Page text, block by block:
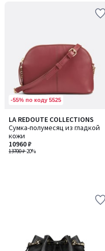
-55% по коду 5525
LA REDOUTE COLLECTIONS
Сумка-полумесяц из гладкой
кожи
13700 ₽-20%
10960 ₽